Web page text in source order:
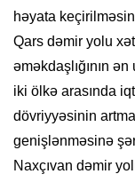
həyata
Qars dəmir yolu
əməkdaşlığının
iki ölkə arasında
dövriyyəsinin
genişlənməsinə
Naxçıvan dəmir